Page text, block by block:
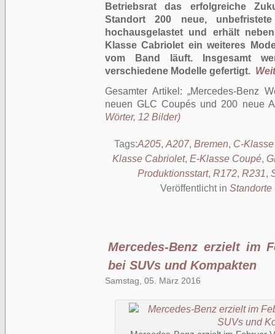
Betriebsrat das erfolgreiche
Standort 200 neue,
hochausgelastet und erhält
Klasse Cabriolet ein weiteres
vom Band läuft. Insgesamt
verschiedene Modelle gefertigt.
Gesamter Artikel: Mercedes-Benz
neuen GLC Coupés und 200 neue
Wörter, 12 Bilder)
Tags:A205, A207, Bremen, C-
Klasse Cabriolet, E-Klasse Coupé,
Produktionsstart, R172, R231,
Veröffentlicht in Standorte
Mercedes-Benz erzielt im
bei SUVs und Kompakten
Samstag, 05. März 2016